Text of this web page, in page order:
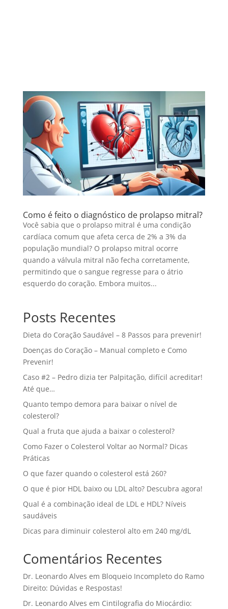
Como é feito o diagnóstico de prolapso mitral?
Você sabia que o prolapso mitral é uma condição
cardíaca comum que afeta cerca de 2% a 3% da
população mundial? O prolapso mitral ocorre
quando a válvula mitral não fecha corretamente,
permitindo que o sangue regresse para o átrio
esquerdo do coração. Embora muitos...
Posts Recentes
Dieta do Coração Saudável – 8 Passos para prevenir!
Doenças do Coração – Manual completo e Como
Prevenir!
Caso #2 – Pedro dizia ter Palpitação, difícil acreditar!
Até que…
Quanto tempo demora para baixar o nível de
colesterol?
Qual a fruta que ajuda a baixar o colesterol?
Como Fazer o Colesterol Voltar ao Normal? Dicas
Práticas
O que fazer quando o colesterol está 260?
O que é pior HDL baixo ou LDL alto? Descubra agora!
Qual é a combinação ideal de LDL e HDL? Níveis
saudáveis
Dicas para diminuir colesterol alto em 240 mg/dL
Comentários Recentes
Dr. Leonardo Alves em Bloqueio Incompleto do Ramo
Direito: Dúvidas e Respostas!
Dr. Leonardo Alves em Cintilografia do Miocárdio: